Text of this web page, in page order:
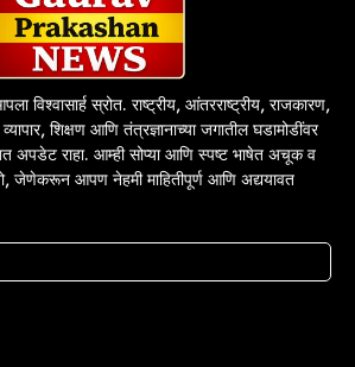
विश्वासार्ह स्रोत. राष्ट्रीय, आंतरराष्ट्रीय, राजकारण,
शिक्षण आणि तंत्रज्ञानाच्या जगातील घडामोडींवर
अपडेट राहा. आम्ही सोप्या आणि स्पष्ट भाषेत अचूक व
जेणेकरून आपण नेहमी माहितीपूर्ण आणि अद्ययावत